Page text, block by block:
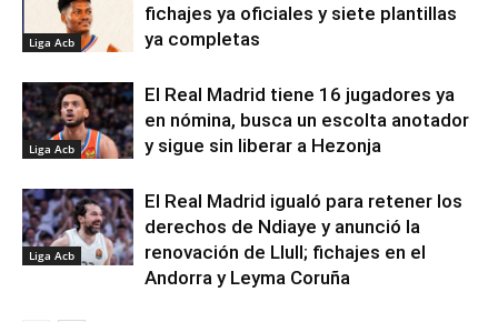
Liga Acb
fichajes ya oficiales y siete plantillas
ya completas
Liga Acb
El Real Madrid tiene 16 jugadores ya
en nómina, busca un escolta anotador
y sigue sin liberar a Hezonja
Liga Acb
El Real Madrid igualó para retener los
derechos de Ndiaye y anunció la
renovación de Llull; fichajes en el
Andorra y Leyma Coruña